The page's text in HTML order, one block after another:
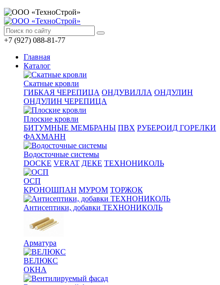
+7 (927) 088-81-77
Главная
Каталог
Скатные кровли
ГИБКАЯ ЧЕРЕПИЦА ОНДУВИЛЛА ОНДУЛИН
ОНДУЛИН ЧЕРЕПИЦА
Плоские кровли
БИТУМНЫЕ МЕМБРАНЫ ПВХ РУБЕРОИД ГОРЕЛКИ
ФАХМАНН
Водосточные системы
DOCKE VERAT ДЕКЕ ТЕХНОНИКОЛЬ
ОСП
КРОНОШПАН МУРОМ ТОРЖОК
Антисептики, добавки ТЕХНОНИКОЛЬ
Арматура
ВЕЛЮКС
ОКНА